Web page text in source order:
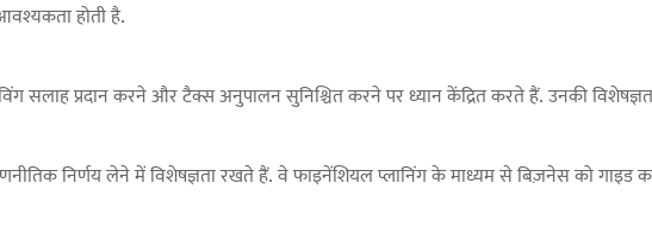
होती है.
सलाह प्रदान करने और टैक्स अनुपालन सुनिश्चित करने पर ध्यान केंद्रित करते हैं. उनकी
निर्णय लेने में विशेषज्ञता रखते हैं. वे फाइनेंशियल प्लानिंग के माध्यम से बिज़नेस को गाइड